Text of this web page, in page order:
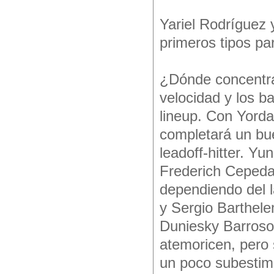
Yariel Rodríguez
primeros tipos
¿Dónde
velocidad y los
lineup. Con
completará un
leadoff-hitter.
Frederich
dependiendo del
y Sergio
Duniesky
atemoricen,
un poco